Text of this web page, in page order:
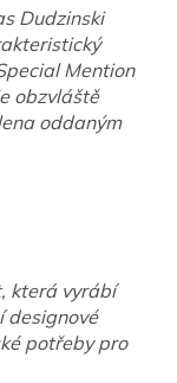
Dudzinski
Mention
obzvláště
oddaným
která vyrábí
designové
potřeby pro